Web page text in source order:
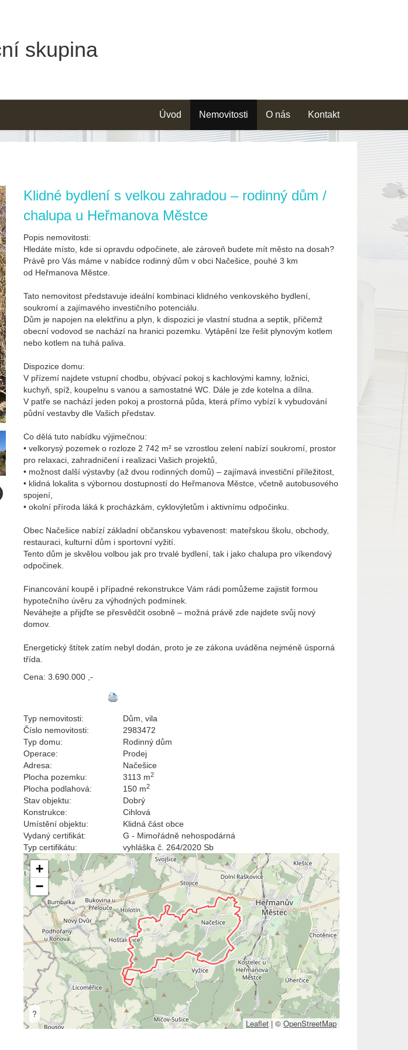
skupina
Úvod Nemovitosti O nás Kontakt
Klidné bydlení s velkou zahradou – rodinný dům /
chalupa u Heřmanova Městce
Popis nemovitosti:
Hledáte místo, kde si opravdu odpočinete, ale zároveň budete mít město na dosah?
Právě pro Vás máme v nabídce rodinný dům v obci Načešice, pouhé 3 km
od Heřmanova Městce.
Tato nemovitost představuje ideální kombinaci klidného venkovského bydlení,
soukromí a zajímavého investičního potenciálu.
Dům je napojen na elektřinu a plyn, k dispozici je vlastní studna a septik, přičemž
obecní vodovod se nachází na hranici pozemku. Vytápění lze řešit plynovým kotlem
nebo kotlem na tuhá paliva.
Dispozice domu:
V přízemí najdete vstupní chodbu, obývací pokoj s kachlovými kamny, ložnici,
kuchyň, spíž, koupelnu s vanou a samostatné WC. Dále je zde kotelna a dílna.
V patře se nachází jeden pokoj a prostorná půda, která přímo vybízí k vybudování
půdní vestavby dle Vašich představ.
Co dělá tuto nabídku výjimečnou:
• velkorysý pozemek o rozloze 2 742 m² se vzrostlou zelení nabízí soukromí, prostor
pro relaxaci, zahradničení i realizaci Vašich projektů,
• možnost další výstavby (až dvou rodinných domů) – zajímavá investiční příležitost,
• klidná lokalita s výbornou dostupností do Heřmanova Městce, včetně autobusového
spojení,
• okolní příroda láká k procházkám, cyklovýletům i aktivnímu odpočinku.
Obec Načešice nabízí základní občanskou vybavenost: mateřskou školu, obchody,
restauraci, kulturní dům i sportovní vyžití.
Tento dům je skvělou volbou jak pro trvalé bydlení, tak i jako chalupa pro víkendový
odpočinek.
Financování koupě i případné rekonstrukce Vám rádi pomůžeme zajistit formou
hypotečního úvěru za výhodných podmínek.
Neváhejte a přijďte se přesvědčit osobně – možná právě zde najdete svůj nový
domov.
Energetický štítek zatím nebyl dodán, proto je ze zákona uváděna nejméně úsporná
třída.
Cena: 3.690.000 ,-
Typ nemovitosti:
Dům, vila
Číslo nemovitosti:
2983472
Typ domu:
Rodinný dům
Operace:
Prodej
Adresa:
Načešice
Plocha pozemku:
3113 m2
Plocha podlahová: 150 m2
Stav objektu:
Dobrý
Konstrukce:
Cihlová
Umístění objektu:
Klidná část obce
Vydaný certifikát:
G - Mimořádně nehospodárná
Typ certifikátu:
vyhláška č. 264/2020 Sb
+
−
?
Leaflet | © OpenStreetMap